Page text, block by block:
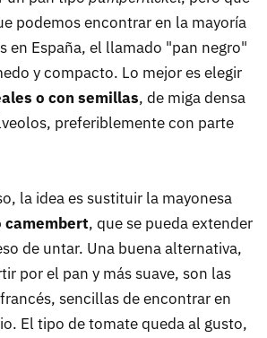
podemos encontrar en la mayoría
en España, el llamado "pan negro"
y compacto. Lo mejor es elegir
o con semillas, de miga densa
preferiblemente con parte
la idea es sustituir la mayonesa
camembert, que se pueda extender
de untar. Una buena alternativa,
por el pan y más suave, son las
sencillas de encontrar en
El tipo de tomate queda al gusto,